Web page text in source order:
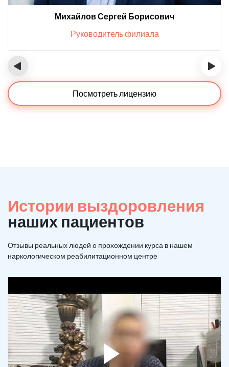
Михайлов Сергей Борисович
Руководитель филиала
‹ ›
Посмотреть лицензию
Истории выздоровления
наших пациентов
Отзывы реальных людей о прохождении курса в нашем
наркологическом реабилитационном центре